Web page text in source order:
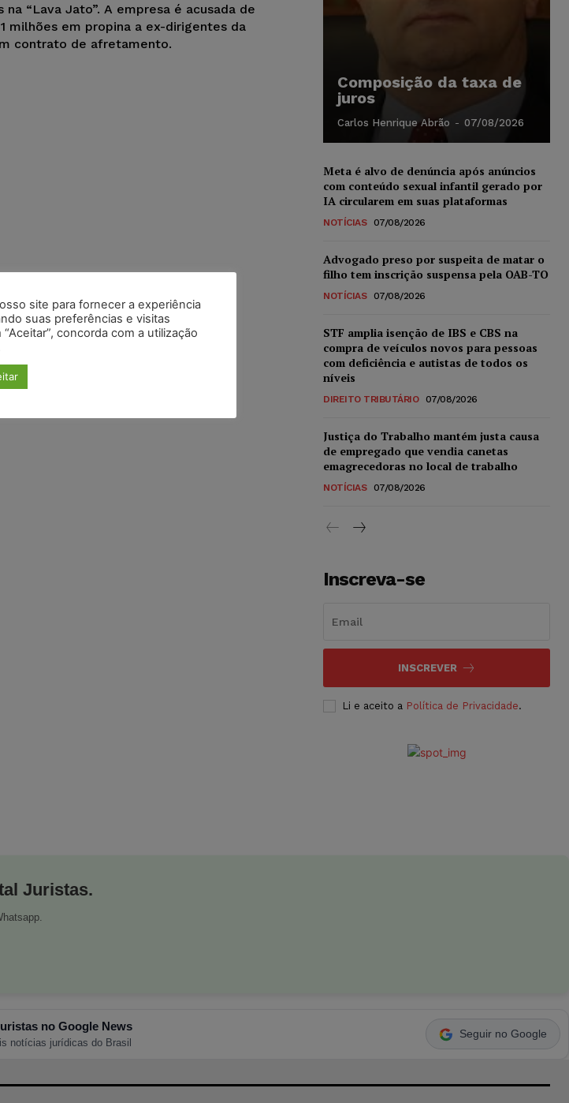
na “Lava Jato”. A empresa é acusada de
milhões em propina a ex-dirigentes da
contrato de afretamento.
Composição da taxa de
juros
Carlos Henrique Abrão - 07/08/2026
Meta é alvo de denúncia após anúncios
com conteúdo sexual infantil gerado por
IA circularem em suas plataformas
NOTÍCIAS 07/08/2026
Advogado preso por suspeita de matar o
filho tem inscrição suspensa pela OAB-TO
NOTÍCIAS 07/08/2026
STF amplia isenção de IBS e CBS na
compra de veículos novos para pessoas
com deficiência e autistas de todos os
níveis
DIREITO TRIBUTÁRIO 07/08/2026
Justiça do Trabalho mantém justa causa
de empregado que vendia canetas
emagrecedoras no local de trabalho
NOTÍCIAS 07/08/2026
Inscreva-se
INSCREVER
Li e aceito a Política de Privacidade.
Juristas.
no Google News
notícias jurídicas do Brasil
Seguir no Google
site para fornecer a experiência
suas preferências e visitas
concorda com a utilização